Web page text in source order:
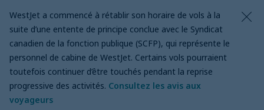
WestJet a commencé à rétablir son horaire de vols à la
suite d’une entente de principe conclue avec le Syndicat
canadien de la fonction publique (SCFP), qui représente le
personnel de cabine de WestJet. Certains vols pourraient
toutefois continuer d’être touchés pendant la reprise
progressive des activités. Consultez les avis aux
voyageurs